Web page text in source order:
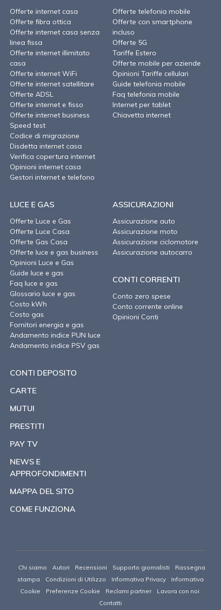
Offerte internet casa
Offerte fibra ottica
Offerte internet casa senza
linea fissa
Offerte internet illimitato
casa
Offerte internet WiFi
Offerte internet satellitare
Offerte ADSL
Offerte internet e fisso
Offerte internet business
Speed test
Codice di migrazione
Disdetta internet casa
Verifica copertura internet
Opinioni internet casa
Gestori internet e telefono
Offerte telefonia mobile
Offerte con smartphone
incluso
Offerte 5G
Tariffe Estero
Offerte mobile per aziende
Opinioni Tariffe cellulari
Guide telefonia mobile
Faq telefonia mobile
Internet per tablet
Chiavetta internet
LUCE E GAS
Offerte Luce e Gas
Offerte Luce Casa
Offerte Gas Casa
Offerte luce e gas business
Opinioni Luce e Gas
Guide luce e gas
Faq luce e gas
Glossario luce e gas
Costo kWh
Costo gas
Fornitori energia e gas
Andamento indice PUN luce
Andamento indice PSV gas
ASSICURAZIONI
Assicurazione auto
Assicurazione moto
Assicurazione ciclomotore
Assicurazione autocarro
CONTI CORRENTI
Conto zero spese
Conto corrente online
Opinioni Conti
CONTI DEPOSITO
CARTE
MUTUI
PRESTITI
PAY TV
NEWS E
APPROFONDIMENTI
MAPPA DEL SITO
COME FUNZIONA
Chi siamo Autori Recensioni Supporto giornalisti
Rassegna
stampa
Condizioni di Utilizzo Informativa Privacy
Informativa
Cookie
Preferenze Cookie Reclami partner
Lavora con noi
Contatti